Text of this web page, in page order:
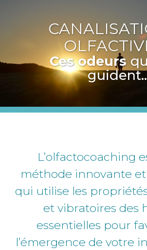
Ces odeurs
L’olfactocoaching est une
méthode innovante
qui utilise les
et vibratoires des
essentielles pour
l’émergence de votre